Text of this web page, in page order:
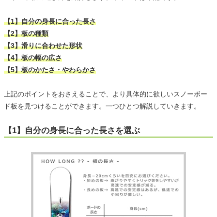
【1】自分の身長に合った長さ
【2】板の種類
【3】滑りに合わせた形状
【4】板の幅の広さ
【5】板のかたさ・やわらかさ
上記のポイントをおさえることで、より具体的に欲しいスノーボー
ド板を見つけることができます。一つひとつ解説していきます。
【1】自分の身長に合った長さを選ぶ